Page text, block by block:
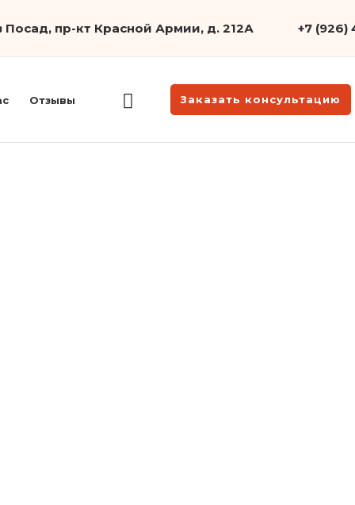
Посад, пр-кт Красной Армии, д. 212А +7 (926)
Отзывы Заказать консультацию